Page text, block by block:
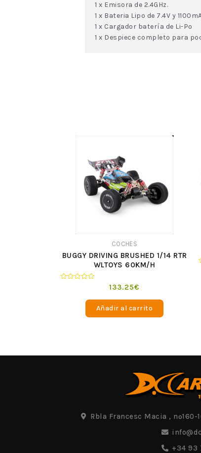
1 x Emisora de 2.4GHz.
1 x Bateria Lipo de 7.4V y
1 x Cargador batería de Li-Po
1 x Despiece completo para
COCHES
BUGGY DRIVING BRUSHED 1/14 RTR
WLTOYS 60KM/H
133.25€
Añadir al carrito
Rbla Francesc Macia ,
+34 93